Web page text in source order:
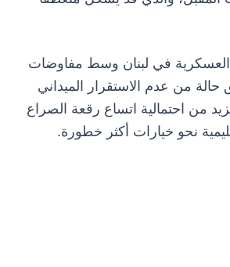
العسكرية في لبنان وسط مفاوضات
من عدم الاستقرار الميداني
من احتمالية اتساع رقعة الصراع
نحو خيارات أكثر خطورة.